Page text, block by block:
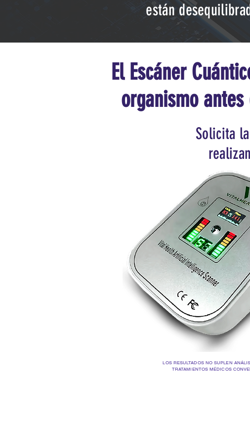
están
El Escáner
organismo
Solicita
LOS RESULTADOS NO SUPLEN
TRATAMIENTOS MÉDICOS